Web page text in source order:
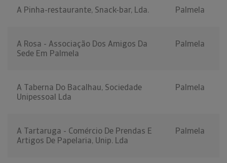
A Pinha-restaurante, Snack-bar, Lda. Palmela
A Rosa - Associação Dos Amigos Da
Sede Em Palmela
Palmela
A Taberna Do Bacalhau, Sociedade
Unipessoal Lda
Palmela
A Tartaruga - Comércio De Prendas E
Artigos De Papelaria, Unip. Lda
Palmela